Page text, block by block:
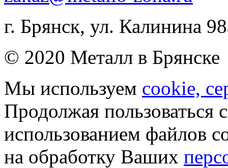
г. Брянск, ул. Калинина
© 2020 Металл в Брянске
Мы используем cookie,
Продолжая пользоваться
использованием файлов
на обработку Ваших